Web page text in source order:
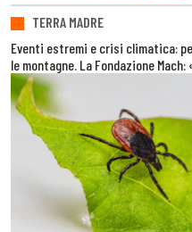
TERRA MADRE
Eventi estremi e crisi climatica:
le montagne. La Fondazione